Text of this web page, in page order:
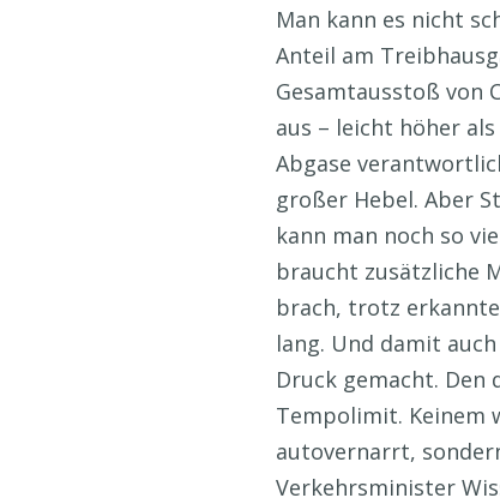
Man kann es nicht
Anteil am
Gesamtausstoß von
aus – leicht höher
Abgase
großer Hebel. Aber
kann man noch so
braucht zusätzliche
brach, trotz
lang. Und damit
Druck gemacht.
Tempolimit. Keinem
autovernarrt,
Verkehrsminister